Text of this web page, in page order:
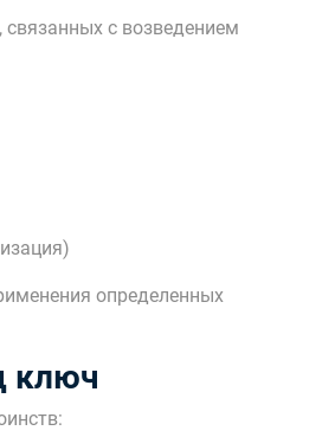
с возведением
определенных
ключ